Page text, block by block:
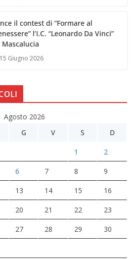
il contest di “Formare al
l’I.C. “Leonardo Da Vinci”
15 Giugno 2026
Agosto 2026
G V S D
1 2
6 7 8 9
13 14 15 16
20 21 22 23
27 28 29 30